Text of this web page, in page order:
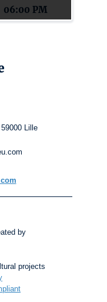
06:00 PM
Lille
by
projects